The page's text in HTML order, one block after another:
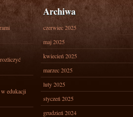
edukacji
Archiwa
czerwiec 2025
maj 2025
kwiecień 2025
marzec 2025
luty 2025
styczeń 2025
grudzień 2024